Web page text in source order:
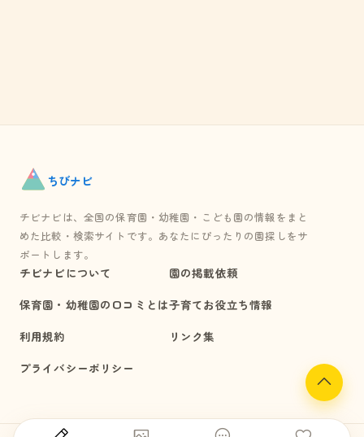
ちびナビ
チビナビは、全国の保育園・幼稚園・こども園の情報をまと
めた比較・検索サイトです。あなたにぴったりの園探しをサ
ポートします。
チビナビについて
保育園・幼稚園の口コミとは
利用規約
プライバシーポリシー
園の掲載依頼
子育てお役立ち情報
リンク集